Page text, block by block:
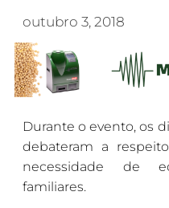
outubro 3, 2018
Durante o evento, os
debateram a
necessidade de
familiares.